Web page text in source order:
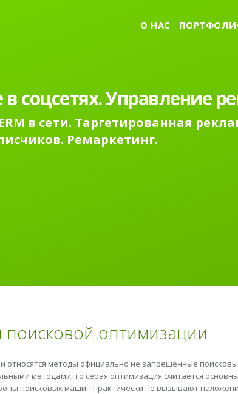
О НАС
соцсетях. Управление
в сети. Таргетированная
Ремаркетинг.
оптимизации
относятся методы официально не запрещенные
методами, то серая оптимизация считается
поисковых машин практически не вызывают